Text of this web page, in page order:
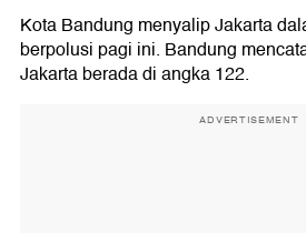
Kota Bandung menyalip Jakarta
berpolusi pagi ini. Bandung
Jakarta berada di angka 122.
ADVERTISEMENT